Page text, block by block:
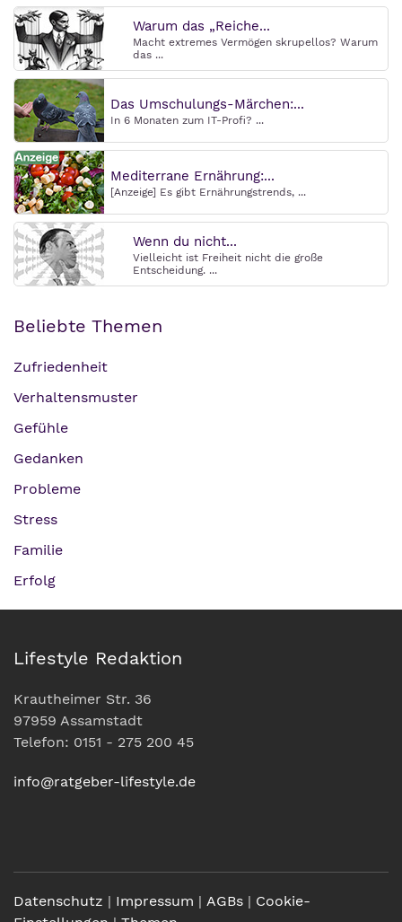
Warum das „Reiche...
Macht extremes Vermögen skrupellos? Warum
das ...
Das Umschulungs-Märchen:...
In 6 Monaten zum IT-Profi? ...
Mediterrane Ernährung:...
[Anzeige] Es gibt Ernährungstrends, ...
Wenn du nicht...
Vielleicht ist Freiheit nicht die große
Entscheidung. ...
Beliebte Themen
Zufriedenheit
Verhaltensmuster
Gefühle
Gedanken
Probleme
Stress
Familie
Erfolg
Lifestyle Redaktion
Krautheimer Str. 36
97959 Assamstadt
Telefon: 0151 - 275 200 45
info@ratgeber-lifestyle.de
Datenschutz | Impressum | AGBs | Cookie-